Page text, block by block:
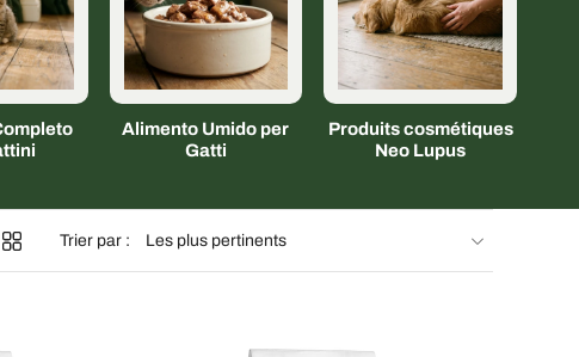
Alimento Umido per
Gatti
Produits cosmétiques
Neo Lupus
Trier par :